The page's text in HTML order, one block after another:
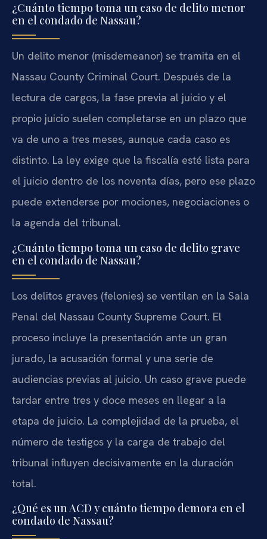
¿Cuánto tiempo toma un caso de delito menor
en el condado de Nassau?
Un delito menor (misdemeanor) se tramita en el
Nassau County Criminal Court. Después de la
lectura de cargos, la fase previa al juicio y el
propio juicio suelen completarse en un plazo que
va de uno a tres meses, aunque cada caso es
distinto. La ley exige que la fiscalía esté lista para
el juicio dentro de los noventa días, pero ese plazo
puede extenderse por mociones, negociaciones o
la agenda del tribunal.
¿Cuánto tiempo toma un caso de delito grave
en el condado de Nassau?
Los delitos graves (felonies) se ventilan en la Sala
Penal del Nassau County Supreme Court. El
proceso incluye la presentación ante un gran
jurado, la acusación formal y una serie de
audiencias previas al juicio. Un caso grave puede
tardar entre tres y doce meses en llegar a la
etapa de juicio. La complejidad de la prueba, el
número de testigos y la carga de trabajo del
tribunal influyen decisivamente en la duración
total.
¿Qué es un ACD y cuánto tiempo demora en el
condado de Nassau?